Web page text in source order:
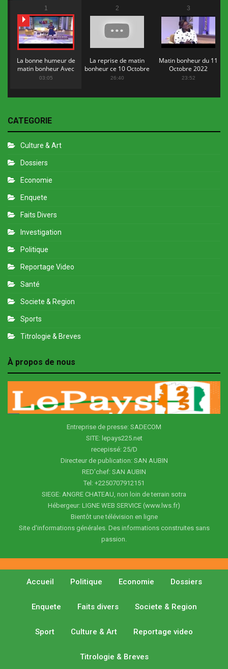
1
La bonne humeur de
matin bonheur Avec
Flopy Mendosa
03:05
2
La reprise de matin
bonheur ce 10 Octobre
2022
26:40
3
Matin bonheur du 11
Octobre 2022
23:52
CATEGORIE
Culture & Art
Dossiers
Economie
Enquete
Faits Divers
Investigation
Politique
Reportage Video
Santé
Societe & Region
Sports
Titrologie & Breves
À propos de nous
Entreprise de presse: SADECOM
SITE: lepays225.net
recepissé: 25/D
Directeur de publication: SAN AUBIN
RED'chef: SAN AUBIN
Tel: +2250707912151
SIEGE: ANGRE CHATEAU, non loin de terrain sotra
Hébergeur: LIGNE WEB SERVICE (www.lws.fr)
Bientôt une télévision en ligne
Site d'informations générales. Des informations construites sans
passion.
Accueil Politique Economie Dossiers
Enquete Faits divers Societe & Region
Sport Culture & Art Reportage video
Titrologie & Breves